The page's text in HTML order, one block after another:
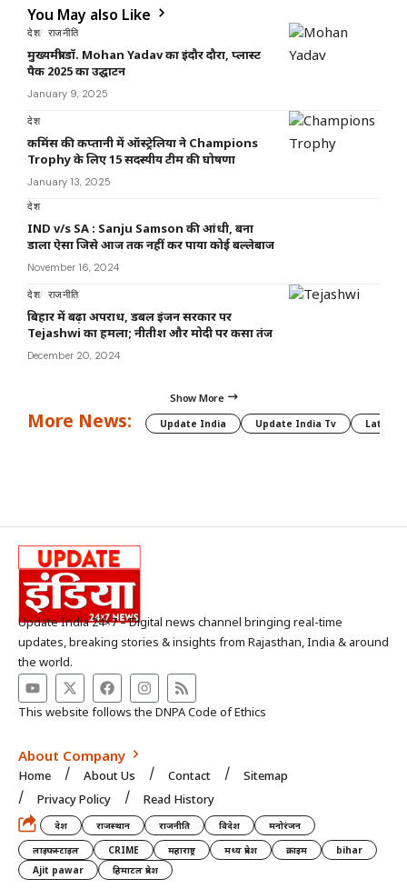
You May also Like
देश राजनीति
मुख्यमंत्री डॉ. Mohan Yadav का इंदौर दौरा, प्लास्ट
पैक 2025 का उद्घाटन
January 9, 2025
देश
कमिंस की कप्तानी में ऑस्ट्रेलिया ने Champions
Trophy के लिए 15 सदस्यीय टीम की घोषणा
January 13, 2025
देश
IND v/s SA : Sanju Samson की आंधी, बना
डाला ऐसा जिसे आज तक नहीं कर पाया कोई बल्लेबाज
November 16, 2024
देश राजनीति
बिहार में बढ़ा अपराध, डबल इंजन सरकार पर
Tejashwi का हमला; नीतीश और मोदी पर कसा तंज
December 20, 2024
Show More
More News: Update India Update India Tv Latest
Update India 24×7 – Digital news channel bringing real-time
updates, breaking stories & insights from Rajasthan, India & around
the world.
This website follows the DNPA Code of Ethics
About Company
Home About Us Contact
Sitemap
Privacy Policy
Read History
देश राजस्थान राजनीति विदेश
मनोरंजन
लाइफस्टाइल
CRIME महाराष्ट्र मध्य प्रदेश क्राइम
bihar
Ajit pawar
हिमाटल प्रदेश